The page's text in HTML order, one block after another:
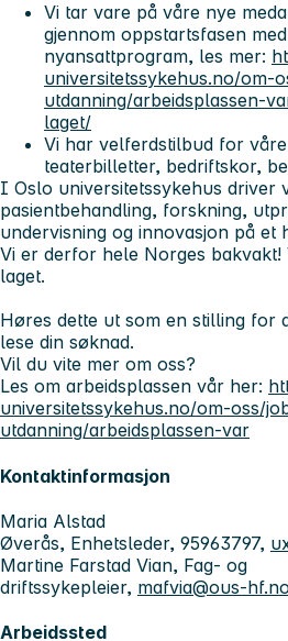
Vi tar vare på våre nye
gjennom oppstartsfasen
nyansattprogram, les mer:
universitetssykehus.no/om-
utdanning/arbeidsplassen-
laget/
Vi har velferdstilbud for
teaterbilletter, bedriftskor,
I Oslo universitetssykehus driver
pasientbehandling, forskning,
undervisning og innovasjon på et
Vi er derfor hele Norges bakvakt!
laget.
Høres dette ut som en stilling for
lese din søknad.
Vil du vite mer om oss?
Les om arbeidsplassen vår her:
universitetssykehus.no/om-oss/
utdanning/arbeidsplassen-var
Kontaktinformasjon
Maria Alstad
Øverås, Enhetsleder, 95963797,
Martine Farstad Vian, Fag- og
driftssykepleier, mafvia@ous-hf.no
Arbeidssted